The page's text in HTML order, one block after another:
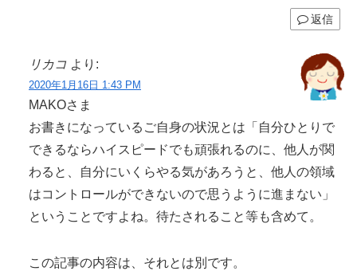
返信
リカコ より:
2020年1月16日 1:43 PM
MAKOさま
お書きになっているご自身の状況とは「自分ひとりで
できるならハイスピードでも頑張れるのに、他人が関
わると、自分にいくらやる気があろうと、他人の領域
はコントロールができないので思うように進まない」
ということですよね。待たされること等も含めて。
この記事の内容は、それとは別です。